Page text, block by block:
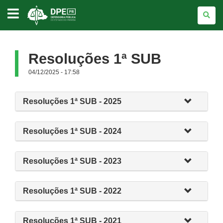
DEFENSORIA
PÚBLICA
DO
ESTADO
Resoluções 1ª SUB
04/12/2025 - 17:58
Resoluções 1ª SUB - 2025
Resoluções 1ª SUB - 2024
Resoluções 1ª SUB - 2023
Resoluções 1ª SUB - 2022
Resoluções 1ª SUB - 2021